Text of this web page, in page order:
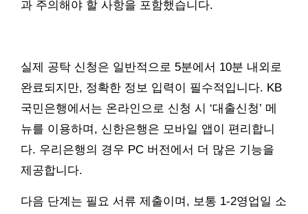
과 주의해야 할 사항을 포함했습니다.
실제 공탁 신청은 일반적으로 5분에서 10분 내외로
완료되지만, 정확한 정보 입력이 필수적입니다. KB
국민은행에서는 온라인으로 신청 시 ‘대출신청’ 메
뉴를 이용하며, 신한은행은 모바일 앱이 편리합니
다. 우리은행의 경우 PC 버전에서 더 많은 기능을
제공합니다.
다음 단계는 필요 서류 제출이며, 보통 1-2영업일 소